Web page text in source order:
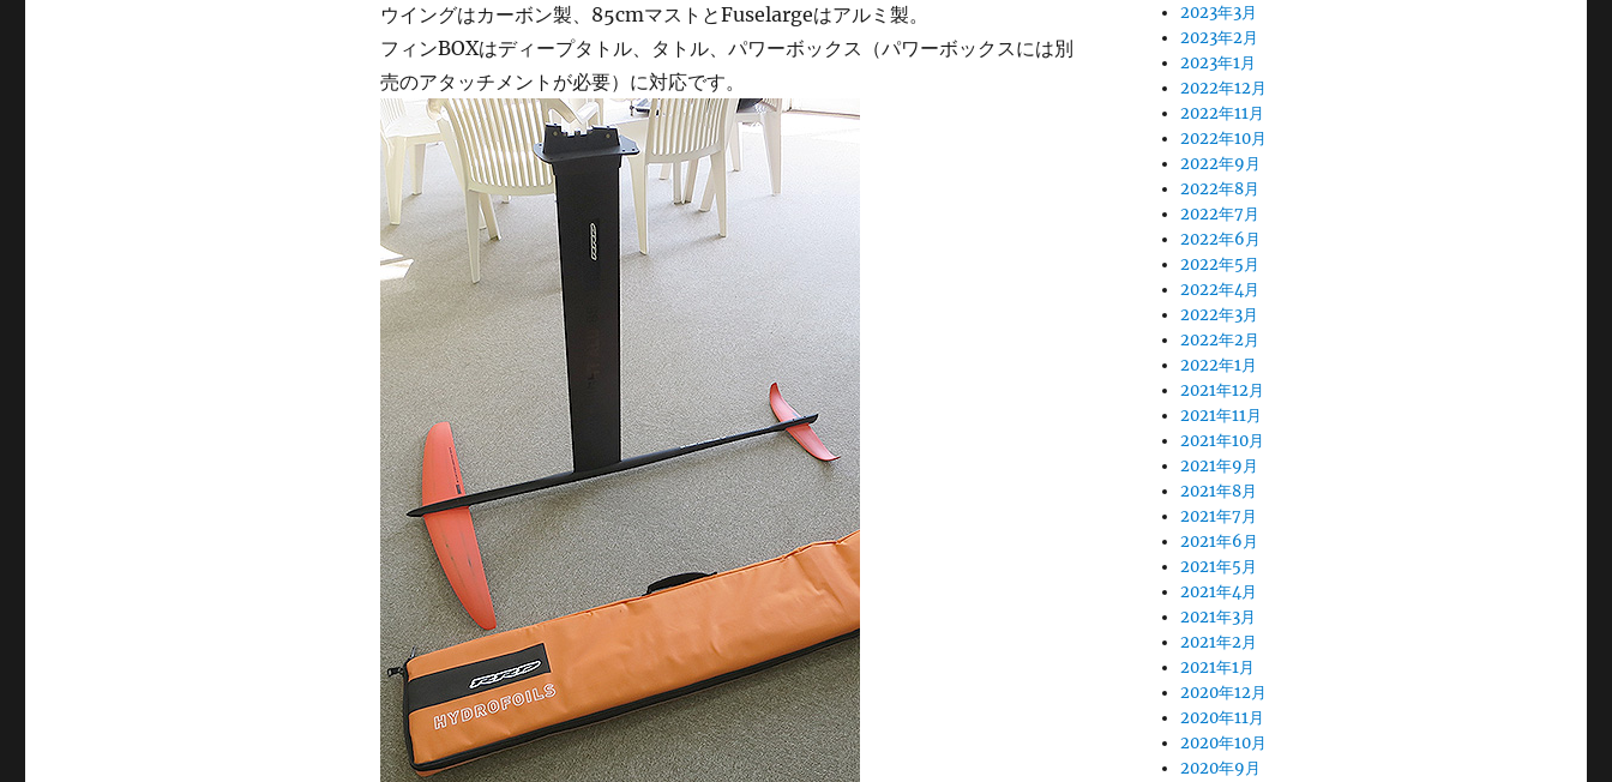
ウイングはカーボン製、85cmマストとFuselargeはアルミ製。
フィンBOXはディープタトル、タトル、パワーボックス（パワーボックスには別
売のアタッチメントが必要）に対応です。
2023年3月
2023年2月
2023年1月
2022年12月
2022年11月
2022年10月
2022年9月
2022年8月
2022年7月
2022年6月
2022年5月
2022年4月
2022年3月
2022年2月
2022年1月
2021年12月
2021年11月
2021年10月
2021年9月
2021年8月
2021年7月
2021年6月
2021年5月
2021年4月
2021年3月
2021年2月
2021年1月
2020年12月
2020年11月
2020年10月
2020年9月